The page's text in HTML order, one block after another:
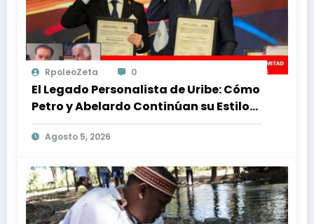
RpoleoZeta 0
El Legado Personalista de Uribe: Cómo
Petro y Abelardo Continúan su Estilo
de Gobierno
Agosto 5, 2026